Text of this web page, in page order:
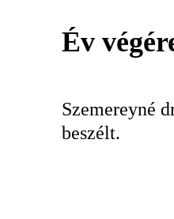
Év
Szemereyné
beszélt.